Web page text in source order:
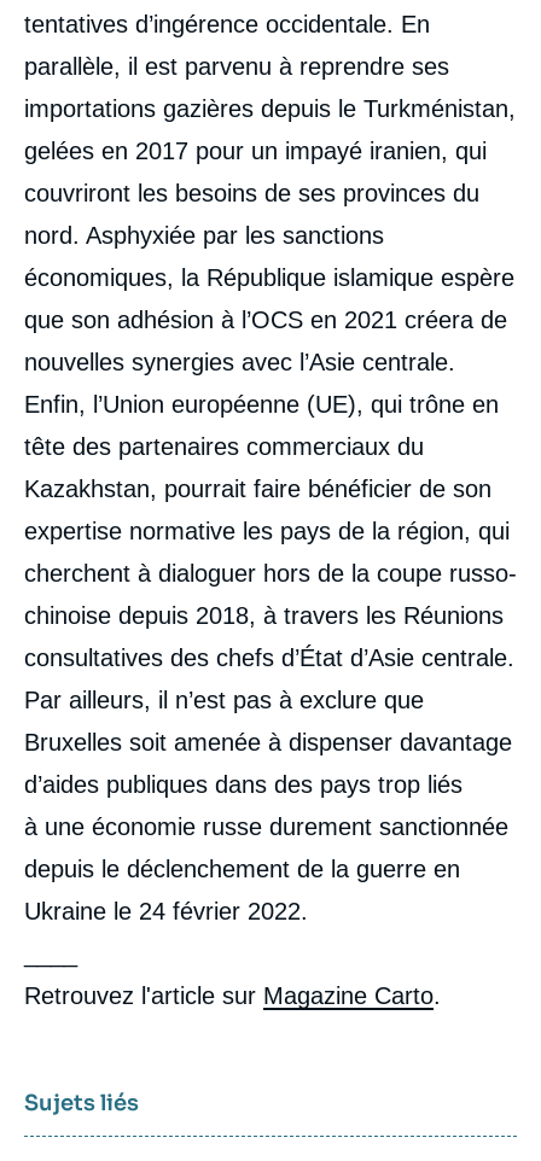
tentatives d’ingérence occidentale. En
parallèle, il est parvenu à reprendre ses
importations gazières depuis le Turkménistan,
gelées en 2017 pour un impayé iranien, qui
couvriront les besoins de ses provinces du
nord. Asphyxiée par les sanctions
économiques, la République islamique espère
que son adhésion à l’OCS en 2021 créera de
nouvelles synergies avec l’Asie centrale.
Enfin, l’Union européenne (UE), qui trône en
tête des partenaires commerciaux du
Kazakhstan, pourrait faire bénéficier de son
expertise normative les pays de la région, qui
cherchent à dialoguer hors de la coupe russo-
chinoise depuis 2018, à travers les Réunions
consultatives des chefs d’État d’Asie centrale.
Par ailleurs, il n’est pas à exclure que
Bruxelles soit amenée à dispenser davantage
d’aides publiques dans des pays trop liés
à une économie russe durement sanctionnée
depuis le déclenchement de la guerre en
Ukraine le 24 février 2022.
Retrouvez l'article sur Magazine Carto.
Sujets liés